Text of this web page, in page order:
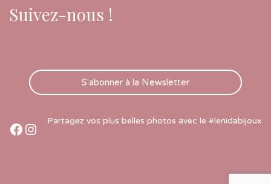
Suivez-nous !
S'abonner à la Newsletter
Partagez vos plus belles photos avec le #lenidabijoux